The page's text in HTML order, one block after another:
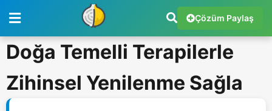
Çözüm Paylaş
Doğa Temelli Terapilerle
Zihinsel Yenilenme Sağla